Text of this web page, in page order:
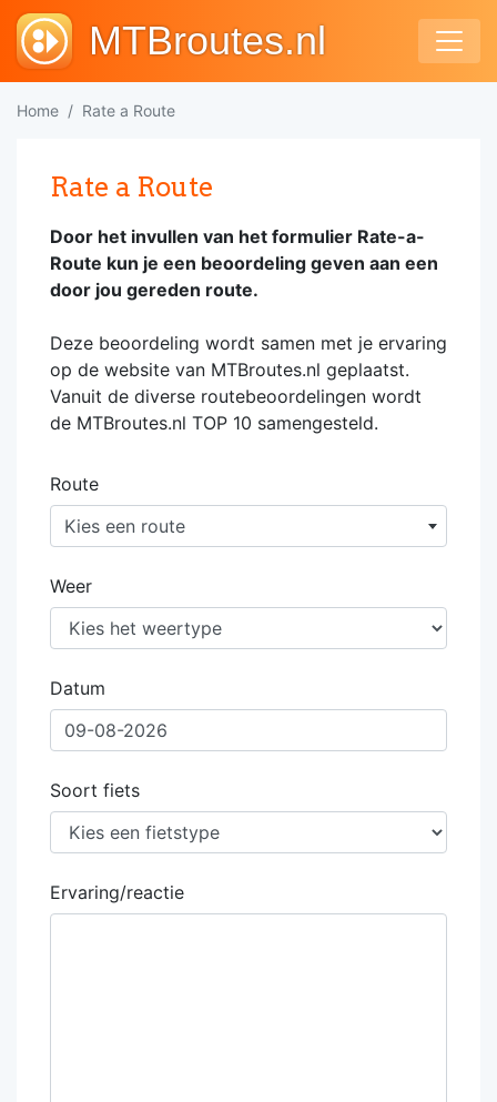
MTBroutes.nl
Home Rate a Route
Rate a Route
Door het invullen van het formulier Rate-a-
Route kun je een beoordeling geven aan een
door jou gereden route.
Deze beoordeling wordt samen met je ervaring
op de website van MTBroutes.nl geplaatst.
Vanuit de diverse routebeoordelingen wordt
de MTBroutes.nl TOP 10 samengesteld.
Route
Kies een route
Weer
Datum
Soort fiets
Ervaring/reactie